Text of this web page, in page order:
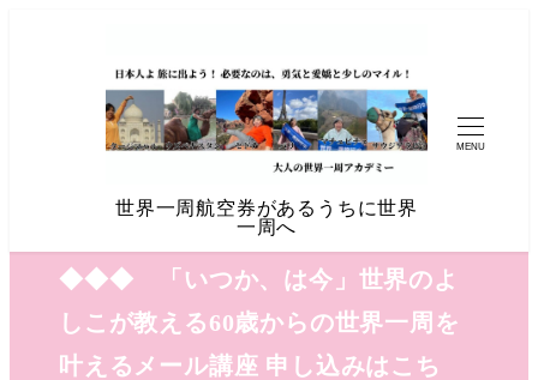
世界一周航空券があるうちに世界
一周へ
MENU
◆◆◆ 「いつか、は今」世界のよ
しこが教える60歳からの世界一周を
叶えるメール講座 申し込みはこち